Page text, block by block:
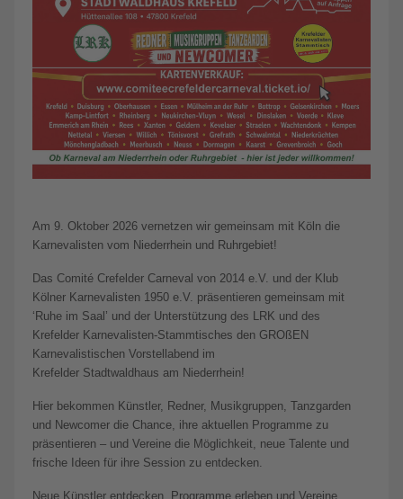
Am 9. Oktober 2026 vernetzen wir gemeinsam mit Köln die
Karnevalisten vom Niederrhein und Ruhrgebiet!
Das Comité Crefelder Carneval von 2014 e.V. und der Klub
Kölner Karnevalisten 1950 e.V. präsentieren gemeinsam mit
‘Ruhe im Saal’ und der Unterstützung des LRK und des
Krefelder Karnevalisten-Stammtisches den GROßEN
Karnevalistischen Vorstellabend im
Krefelder Stadtwaldhaus am Niederrhein!
Hier bekommen Künstler, Redner, Musikgruppen, Tanzgarden
und Newcomer die Chance, ihre aktuellen Programme zu
präsentieren – und Vereine die Möglichkeit, neue Talente und
frische Ideen für ihre Session zu entdecken.
Neue Künstler entdecken, Programme erleben und Vereine